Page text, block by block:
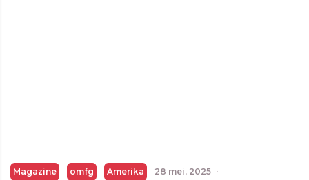
Magazine omfg Amerika 28 mei, 2025 ·